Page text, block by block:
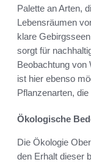
Palette an Arten,
Lebensräumen
klare
sorgt für
Beobachtung von
ist hier ebenso
Pflanzenarten,
Ökologische
Die Ökologie
den Erhalt dieser